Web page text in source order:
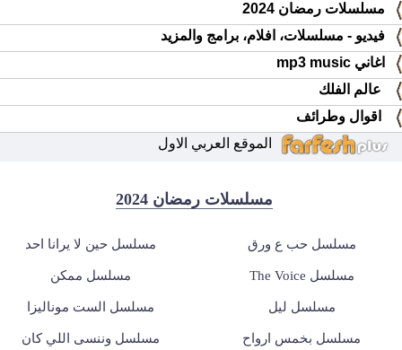
مسلسلات رمضان 2024
فيديو - مسلسلات، افلام، برامج والمزيد
اغاني mp3 music
عالم الفلك
اقوال وطرائف
الموقع العربي الاول
مسلسلات رمضان 2024
مسلسل حب ع ورق مسلسل حين لا يرانا احد
مسلسل The Voice مسلسل ممكن
مسلسل ليل مسلسل الست موناليزا
مسلسل بخمس ارواح مسلسل وننسى اللي كان